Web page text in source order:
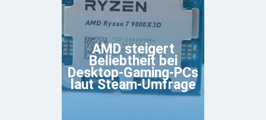
AMD steigert
Beliebtheit bei
Desktop-Gaming-PCs
laut Steam-Umfrage